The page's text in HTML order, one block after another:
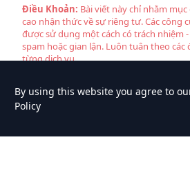
Điều Khoản: Bài viết này chỉ nhằm
cao nhận thức về sự riêng tư. Các công
được sử dụng một cách có trách nhiệm
spam hoặc gian lận. Luôn tuân theo
từng dịch vụ.
By using this website you agree to
Policy